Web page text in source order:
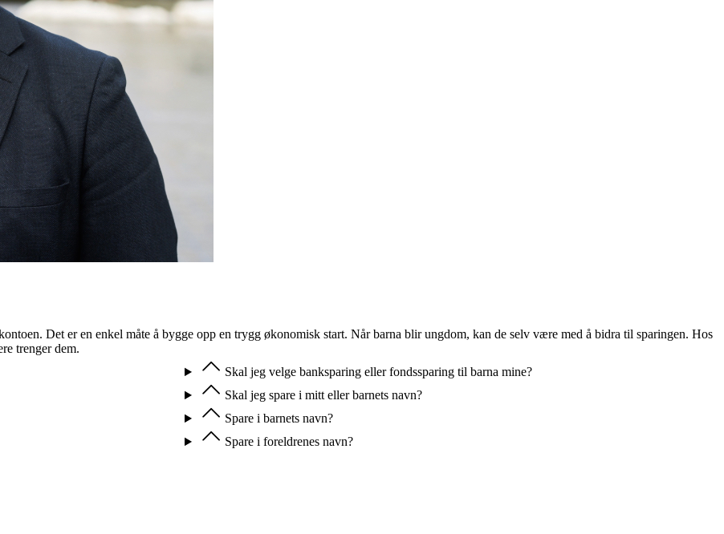
Det er en enkel måte å bygge opp en trygg økonomisk start. Når barna blir ungdom, kan de selv være med å bidra til sparingen. Hos
trenger dem.
Skal jeg velge banksparing eller fondssparing til barna mine?
Skal jeg spare i mitt eller barnets navn?
Spare i barnets navn?
Spare i foreldrenes navn?